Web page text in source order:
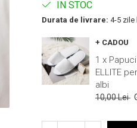
IN STOC
Durata de livrare: 4-5 zile
+ CADOU
1 x
ELLITE
albi
10,00 Lei